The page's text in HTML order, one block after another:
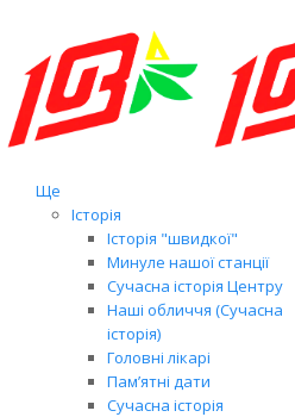
Ще
Історія
Історія "швидкої"
Минуле нашої станції
Сучасна історія Центру
Наші обличчя (Сучасна
історія)
Головні лікарі
Пам’ятні дати
Сучасна історія